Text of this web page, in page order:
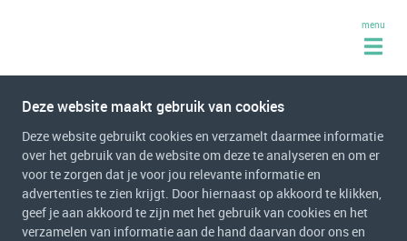
menu
Deze website maakt gebruik van cookies
Deze website gebruikt cookies en verzamelt daarmee informatie
over het gebruik van de website om deze te analyseren en om er
voor te zorgen dat je voor jou relevante informatie en
advertenties te zien krijgt. Door hiernaast op akkoord te klikken,
geef je aan akkoord te zijn met het gebruik van cookies en het
verzamelen van informatie aan de hand daarvan door ons en